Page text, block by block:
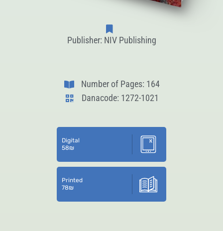
Publisher: NIV Publishing
Number of Pages: 164
Danacode: 1272-1021
Digital
58₪
Printed
78₪